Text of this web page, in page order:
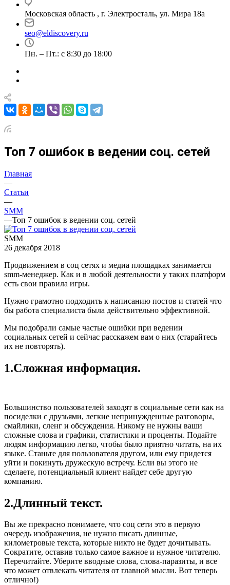
Московская область , г. Электросталь, ул. Мира 18а
seo@eldiscovery.ru
Пн. – Пт.: с 8:30 до 18:00
Топ 7 ошибок в ведении соц. сетей
Главная
—
Статьи
—
SMM
—Топ 7 ошибок в ведении соц. сетей
SMM
26 декабря 2018
Продвижением в соц сетях и медиа площадках занимается
smm-менеджер. Как и в любой деятельности у таких платформ
есть свои правила игры.
Нужно грамотно подходить к написанию постов и статей что
бы работа специалиста была действительно эффективной.
Мы подобрали самые частые ошибки при ведении
социальных сетей и сейчас расскажем вам о них (старайтесь
их не повторять).
1.Сложная информация.
Большинство пользователей заходят в социальные сети как на
посиделки с друзьями, легкие непринужденные разговоры,
смайлики, сленг и обсуждения. Никому не нужны ваши
сложные слова и графики, статистики и проценты. Подайте
людям информацию легко, чтобы было приятно читать, на их
языке. Станьте для пользователя другом, или ему придется
уйти и покинуть дружескую встречу. Если вы этого не
сделаете, потенциальный клиент найдет себе другую
компанию.
2.Длинный текст.
Вы же прекрасно понимаете, что соц сети это в первую
очередь изображения, не нужно писать длинные,
километровые текста, которые никто не будет дочитывать.
Сократите, оставив только самое важное и нужное читателю.
Перечитайте. Уберите вводные слова, слова-паразиты, и все
что может отвлекать читателя от главной мысли. Вот теперь
отлично!)